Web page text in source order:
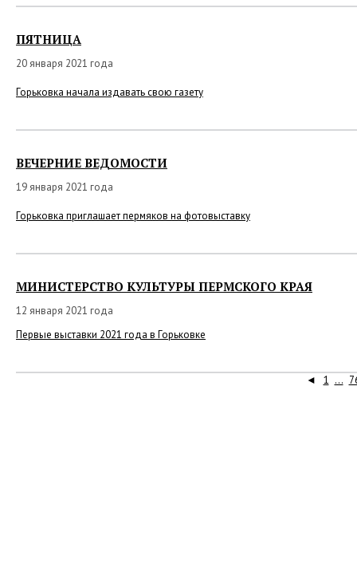
ПЯТНИЦА
20 января 2021 года
Горьковка начала издавать свою газету
ВЕЧЕРНИЕ ВЕДОМОСТИ
19 января 2021 года
Горьковка приглашает пермяков на фотовыставку
МИНИСТЕРСТВО КУЛЬТУРЫ ПЕРМСКОГО КРАЯ
12 января 2021 года
Первые выставки 2021 года в Горьковке
◄ 1 ...